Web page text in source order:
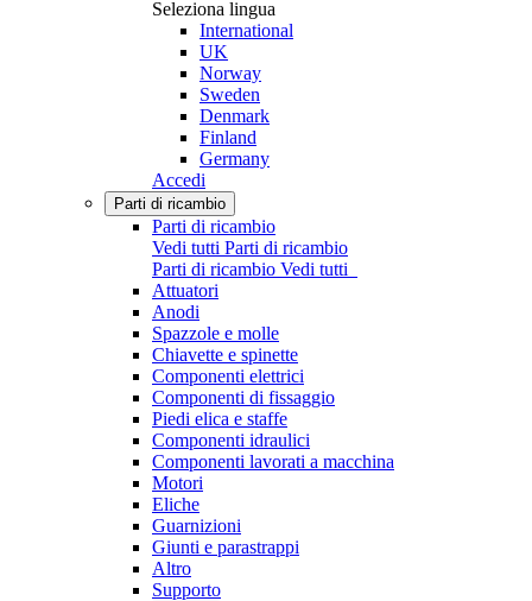
Seleziona lingua
International
UK
Norway
Sweden
Denmark
Finland
Germany
Accedi
Parti di ricambio
Parti di ricambio
Vedi tutti Parti di ricambio
Parti di ricambio Vedi tutti
Attuatori
Anodi
Spazzole e molle
Chiavette e spinette
Componenti elettrici
Componenti di fissaggio
Piedi elica e staffe
Componenti idraulici
Componenti lavorati a macchina
Motori
Eliche
Guarnizioni
Giunti e parastrappi
Altro
Supporto